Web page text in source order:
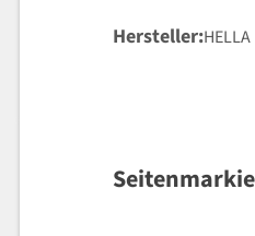
Hersteller HELLA